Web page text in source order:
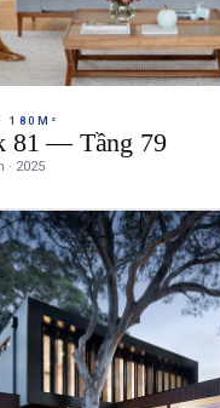
180M²
81 — Tầng 79
· 2025